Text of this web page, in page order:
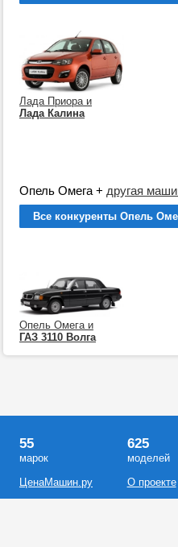
Лада Приора и
Лада Калина
Опель Омега + другая
Все конкуренты Опель
Опель Омега и
ГАЗ 3110 Волга
55
марок
ЦенаМашин.ру
625
моделей
О проекте